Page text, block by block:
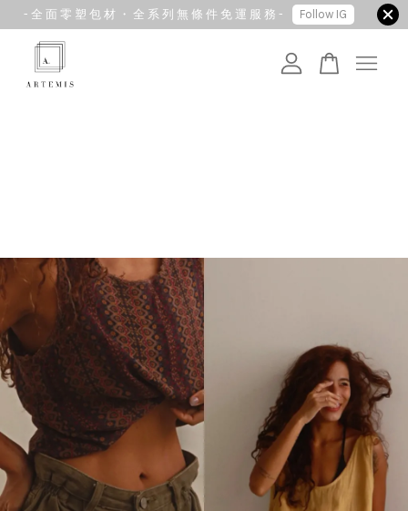
- 全 面 零 塑 包 材 ・ 全 系 列 無 條 件 免 運 服 務 - Follow IG
您的購物車目前還是空的。